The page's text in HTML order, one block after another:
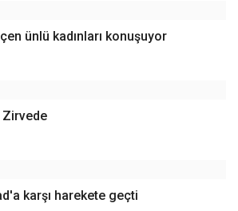
ünlü kadınları konuşuyor
Zirvede
karşı harekete geçti